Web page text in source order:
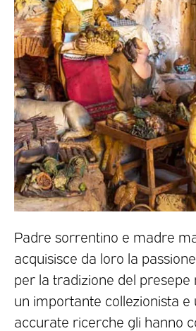
Padre sorrentino e madre
acquisisce da loro la
per la tradizione del
un importante collezionista e
accurate ricerche gli hanno